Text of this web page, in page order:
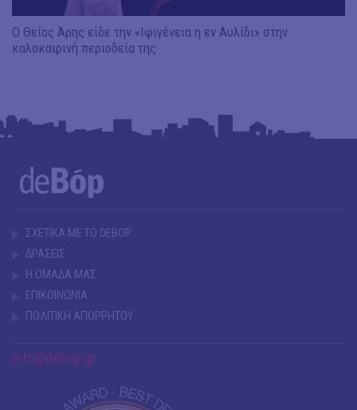
Ο Θείος Άρης είδε την «Ιφιγένεια η εν Αυλίδι» στην
καλοκαιρινή περιοδεία της
ΣΧΕΤΙΚΑ ΜΕ ΤΟ DEBOP
ΔΡΑΣΕΙΣ
Η ΟΜΑΔΑ ΜΑΣ
ΕΠΙΚΟΙΝΩΝΙΑ
ΠΟΛΙΤΙΚΗ ΑΠΟΡΡΗΤΟΥ
info@debop.gr